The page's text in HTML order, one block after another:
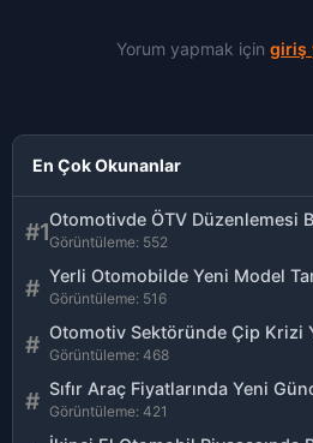
Yorum yapmak için giriş
En Çok Okunanlar
#1Otomotivde ÖTV Düzenlemesi
Görüntüleme: 552
# Yerli Otomobilde Yeni Model
Görüntüleme: 516
# Otomotiv Sektöründe Çip Krizi
Görüntüleme: 468
# Sıfır Araç Fiyatlarında Yeni
Görüntüleme: 421